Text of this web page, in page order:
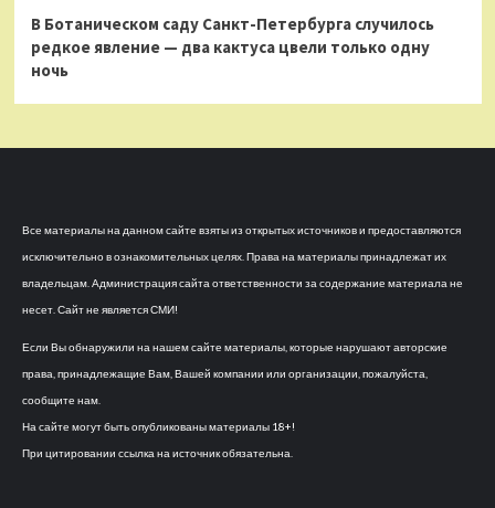
В Ботаническом саду Санкт-Петербурга случилось
редкое явление — два кактуса цвели только одну
ночь
Все материалы на данном сайте взяты из открытых источников и предоставляются
исключительно в ознакомительных целях. Права на материалы принадлежат их
владельцам. Администрация сайта ответственности за содержание материала не
несет. Сайт не является СМИ!
Если Вы обнаружили на нашем сайте материалы, которые нарушают авторские
права, принадлежащие Вам, Вашей компании или организации, пожалуйста,
сообщите нам.
На сайте могут быть опубликованы материалы 18+!
При цитировании ссылка на источник обязательна.